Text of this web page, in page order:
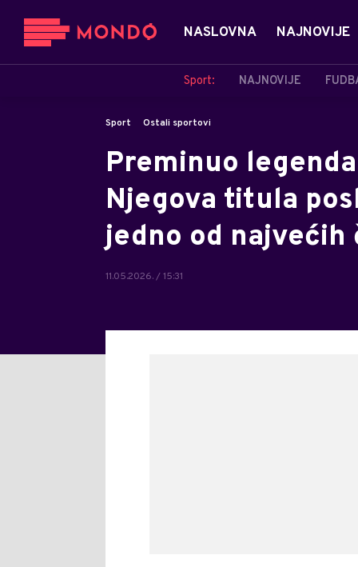
NASLOVNA NAJNOVIJE
Sport: NAJNOVIJE
Sport Ostali sportovi
Preminuo
Njegova titula
jedno od najvećih
11.05.2026. / 15:31